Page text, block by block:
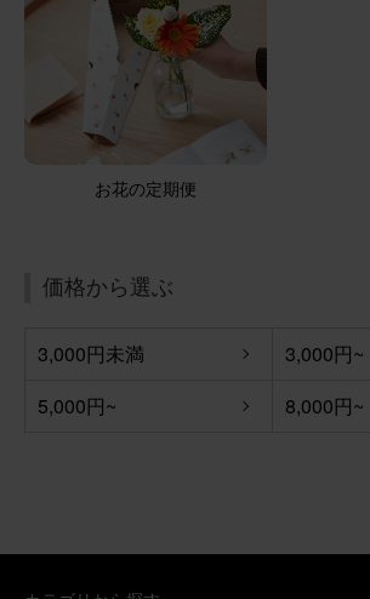
お花の定期便
価格から選ぶ
3,000円未満
3,000円~
5,000円~
8,000円~